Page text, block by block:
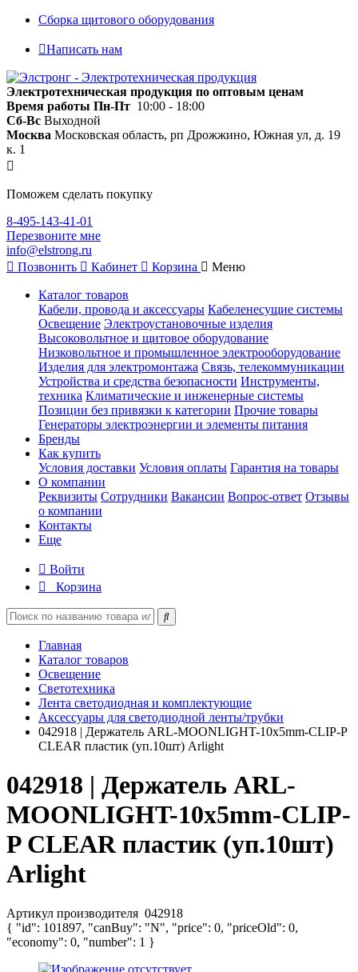
Сборка щитового оборудования
Написать нам
Электротехническая продукция по оптовым ценам
Время работы Пн-Пт 10:00 - 18:00
Сб-Вс Выходной
Москва Московская область, рп Дрожжино, Южная ул, д. 19
к. 1
Поможем сделать покупку
8-495-143-41-01
Перезвоните мне
info@elstrong.ru
Позвонить
Кабинет Корзина Меню
Каталог товаров
Кабели, провода и аксессуары Кабеленесущие системы
Освещение Электроустановочные изделия
Высоковольтное и щитовое оборудование
Низковольтное и промышленное электрооборудование
Изделия для электромонтажа Связь, телекоммуникации
Устройства и средства безопасности Инструменты,
техника Климатические и инженерные системы
Позиции без привязки к категории Прочие товары
Генераторы электроэнергии и элементы питания
Бренды
Как купить
Условия доставки Условия оплаты Гарантия на товары
О компании
Реквизиты Сотрудники Вакансии Вопрос-ответ Отзывы
о компании
Контакты
Еще
Войти
Корзина
Главная
Каталог товаров
Освещение
Светотехника
Лента светодиодная и комплектующие
Аксессуары для светодиодной ленты/трубки
042918 | Держатель ARL-MOONLIGHT-10x5mm-CLIP-P
CLEAR пластик (уп.10шт) Arlight
042918 | Держатель ARL-
MOONLIGHT-10x5mm-CLIP-
P CLEAR пластик (уп.10шт)
Arlight
Артикул производителя 042918
{ "id": 101897, "canBuy": "N", "price": 0, "priceOld": 0,
"economy": 0, "number": 1 }